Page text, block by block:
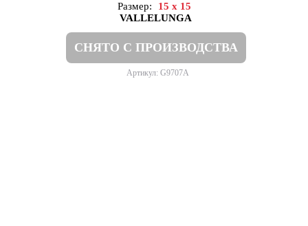
Размер:
15 x 15
VALLELUNGA
СНЯТО С ПРОИЗВОДСТВА
Артикул: G9707A